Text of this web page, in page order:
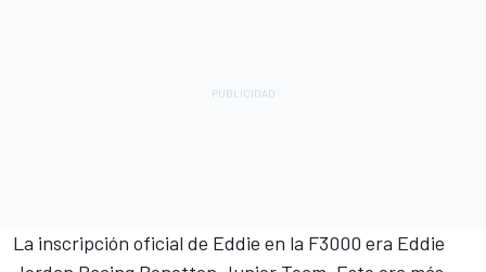
La inscripción oficial de Eddie en la F3000 era Eddie